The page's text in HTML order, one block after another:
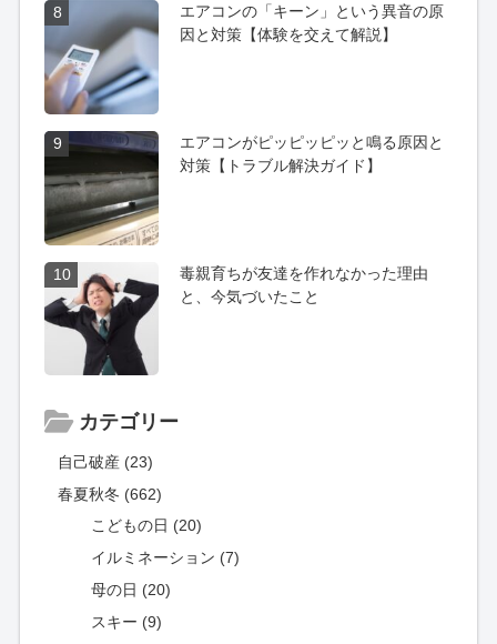
8
エアコンの「キーン」という異音の原
因と対策【体験を交えて解説】
9
エアコンがピッピッピッと鳴る原因と
対策【トラブル解決ガイド】
10
毒親育ちが友達を作れなかった理由
と、今気づいたこと
カテゴリー
自己破産 (23)
春夏秋冬 (662)
こどもの日 (20)
イルミネーション (7)
母の日 (20)
スキー (9)